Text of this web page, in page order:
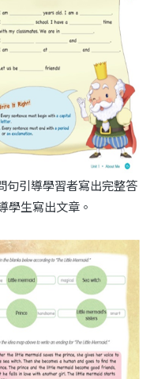
引導學習者寫出完整答
學生寫出文章。